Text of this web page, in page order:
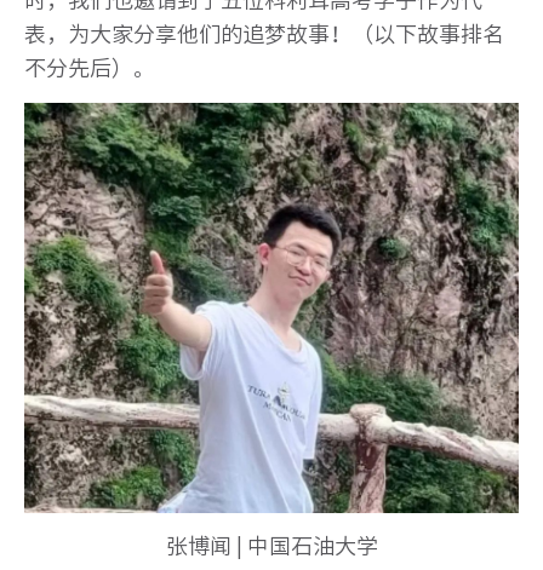
表，为大家分享他们的追梦故事！（以下故事排名
不分先后）。
张博闻 | 中国石油大学